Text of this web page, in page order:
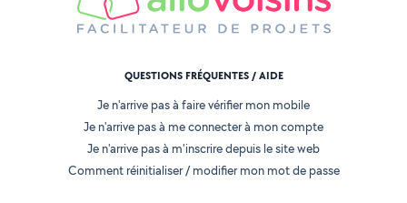
QUESTIONS FRÉQUENTES / AIDE
Je n'arrive pas à faire vérifier mon mobile
Je n'arrive pas à me connecter à mon compte
Je n'arrive pas à m'inscrire depuis le site web
Comment réinitialiser / modifier mon mot de passe